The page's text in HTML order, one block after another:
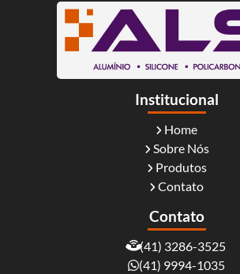
Institucional
Home
Sobre Nós
Produtos
Contato
Contato
(41) 3286-3525
(41) 9994-1035